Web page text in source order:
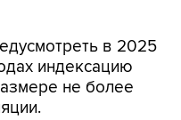
в 2025
индексацию
не более